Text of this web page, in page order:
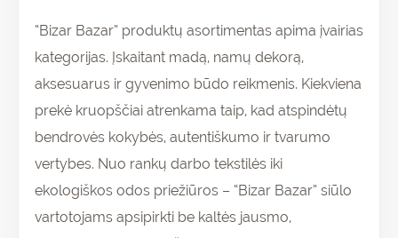
“Bizar Bazar” produktų asortimentas apima įvairias
kategorijas. Įskaitant madą, namų dekorą,
aksesuarus ir gyvenimo būdo reikmenis. Kiekviena
prekė kruopščiai atrenkama taip, kad atspindėtų
bendrovės kokybės, autentiškumo ir tvarumo
vertybes. Nuo rankų darbo tekstilės iki
ekologiškos odos priežiūros – “Bizar Bazar” siūlo
vartotojams apsipirkti be kaltės jausmo,